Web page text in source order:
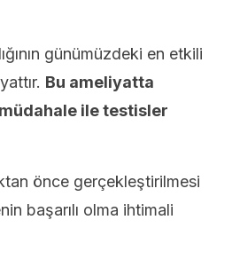
günümüzdeki en etkili
Bu ameliyatta
ile testisler
önce gerçekleştirilmesi
başarılı olma ihtimali